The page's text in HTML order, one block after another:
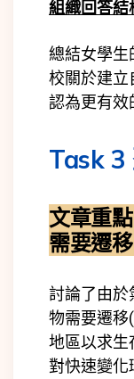
組織回答結
總結女學生
校關於建立
認為更有效
Task 3
文章重點
需要遷
討論了由於
物需要遷移(
地區以求生
對快速變化